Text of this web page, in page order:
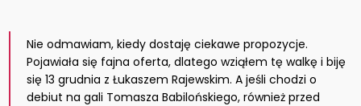
Nie odmawiam, kiedy dostaję ciekawe propozycje.
Pojawiała się fajna oferta, dlatego wziąłem tę walkę i biję
się 13 grudnia z Łukaszem Rajewskim. A jeśli chodzi o
debiut na gali Tomasza Babilońskiego, również przed